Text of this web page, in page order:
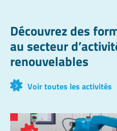
Découvrez des
au secteur
renouvelables
Voir toutes les activités